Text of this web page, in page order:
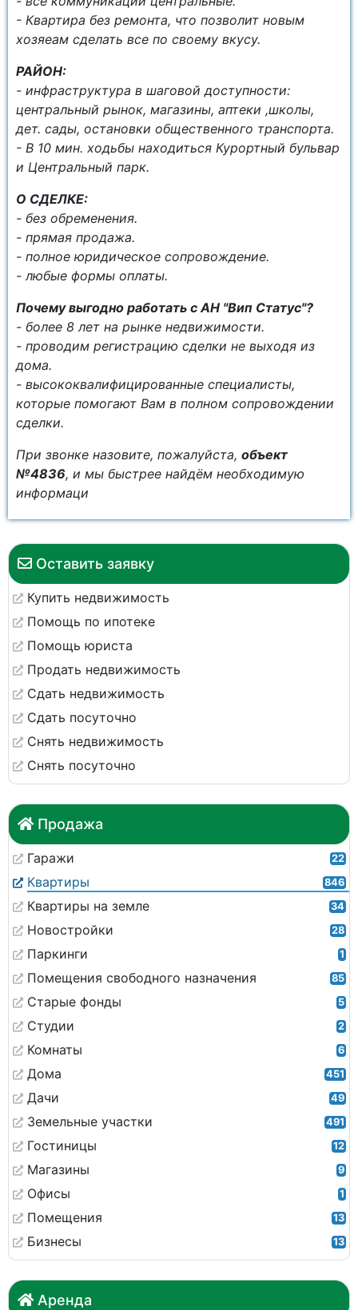
Оставить заявку
Купить недвижимость
Помощь по ипотеке
Помощь юриста
Продать недвижимость
Сдать недвижимость
Сдать посуточно
Снять недвижимость
Снять посуточно
Продажа
Гаражи 22
Квартиры 846
Квартиры на земле 34
Новостройки 28
Паркинги 1
Помещения свободного назначения 85
Старые фонды 5
Студии 2
Комнаты 6
Дома 451
Дачи 49
Земельные участки 491
Гостиницы 12
Магазины 9
Офисы 1
Помещения 13
Бизнесы 13
Аренда
- Квартира без ремонта, что позволит новым
хозяеам сделать все по своему вкусу.
РАЙОН:
- инфраструктура в шаговой доступности:
центральный рынок, магазины, аптеки ,школы,
дет. сады, остановки общественного транспорта.
- В 10 мин. ходьбы находиться Курортный бульвар
и Центральный парк.
О СДЕЛКЕ:
- без обременения.
- прямая продажа.
- полное юридическое сопровождение.
- любые формы оплаты.
Почему выгодно работать с АН "Вип Статус"?
- более 8 лет на рынке недвижимости.
- проводим регистрацию сделки не выходя из
дома.
- высококвалифицированные специалисты,
которые помогают Вам в полном сопровождении
сделки.
При звонке назовите, пожалуйста, объект
№4836, и мы быстрее найдём необходимую
информаци